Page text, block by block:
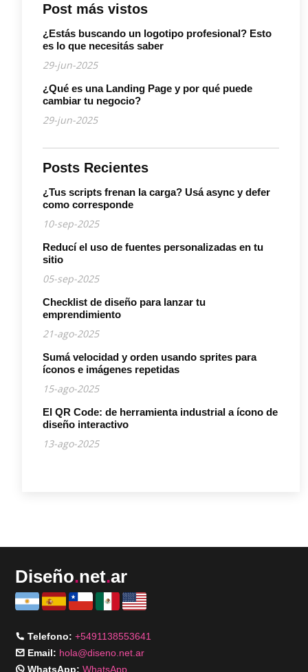
Post más vistos
¿Estás buscando un logotipo profesional? Esto
es lo que necesitás saber
29-jun-2025
¿Qué es una Landing Page y por qué puede
cambiar tu negocio?
29-jun-2025
Posts Recientes
¿Tus scripts frenan la carga? Usá async y defer
como corresponde
10-sep-2025
Reducí el uso de fuentes personalizadas en tu
sitio
05-sep-2025
Checklist de diseño para lanzar tu
emprendimiento
21-ago-2025
Sumá velocidad y orden usando sprites para
íconos e imágenes repetidas
15-ago-2025
El QR Code: de herramienta industrial a ícono de
diseño interactivo
13-ago-2025
Diseño.net.ar
Telefono: +5491138553641
Email: hola@diseno.net.ar
WhatsApp: WhatsApp